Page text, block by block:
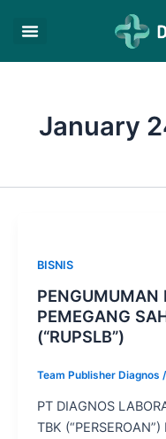
January
BISNIS
PENGUMUMAN
PEMEGANG
(“RUPSLB”)
Team Publisher Diagnos /
PT DIAGNOS
TBK